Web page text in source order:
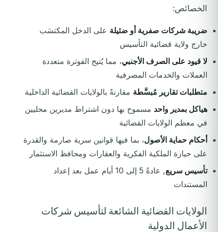
الخصائص:
ضريبة شركات صفرية أو ضئيلة على الدخل المكتسَب
خارج ولاية قضائية التأسيس
لا قيود على الصرف الأجنبي، مما يُتيح الفوترة متعددة
العملات والخدمات المصرفية
متطلبات تقارير مُبسَّطة مقارنةً بالولايات القضائية الداخلية
هياكل بمدير واحد مسموح بها دون اشتراط مديرين محليين
في معظم الولايات القضائية
أحكام حماية الأصول، بما فيها قوانين سرية صارمة والقدرة
على حيازة الملكية الفكرية والعقارات ومحافظ الاستثمار
تأسيس سريع
, عادةً 5 إلى 10 أيام عمل بعد إعداد
المستندات
الولايات القضائية الشائعة لتأسيس شركات
الأعمال الدولية